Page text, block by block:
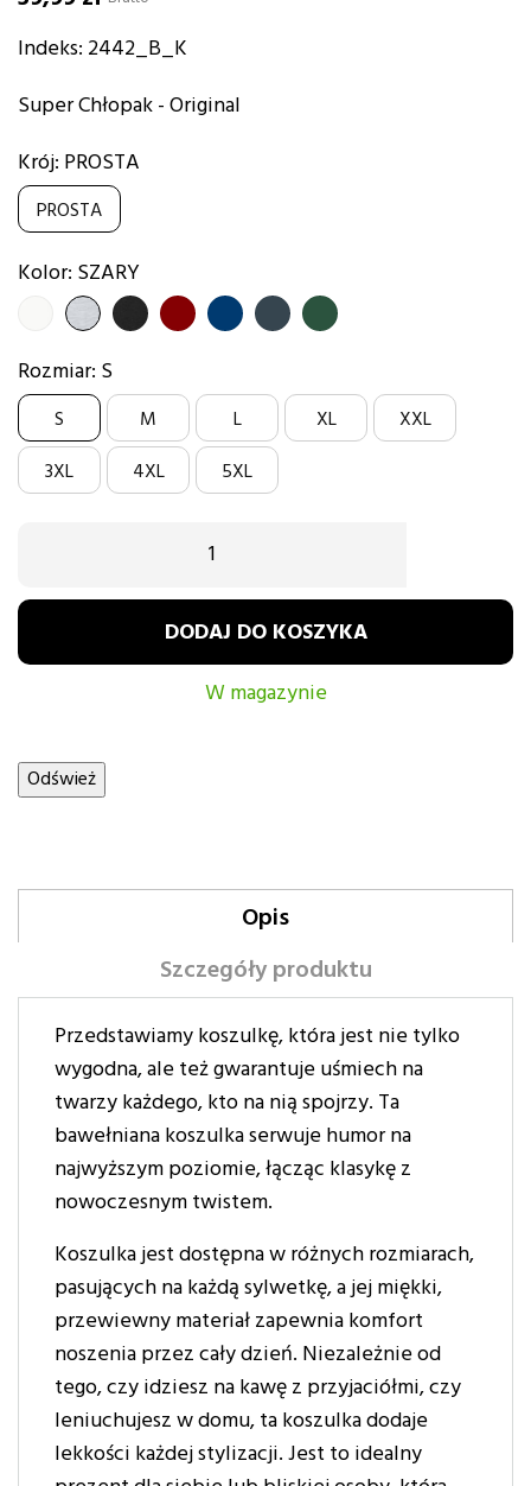
Indeks: 2442_B_K
Super Chłopak - Original
Krój: PROSTA
PROSTA
Kolor: SZARY
SZARYCZARNYBORDOWYGRANATOWY
GRAFITOWYBUTELKOWA
Rozmiar: S
S M L XL
XXL
3XL
4XL 5XL
DODAJ DO KOSZYKA
W magazynie
Opis
Szczegóły produktu
Przedstawiamy koszulkę, która jest nie tylko
wygodna, ale też gwarantuje uśmiech na
twarzy każdego, kto na nią spojrzy. Ta
bawełniana koszulka serwuje humor na
najwyższym poziomie, łącząc klasykę z
nowoczesnym twistem.
Koszulka jest dostępna w różnych rozmiarach,
pasujących na każdą sylwetkę, a jej miękki,
przewiewny materiał zapewnia komfort
noszenia przez cały dzień. Niezależnie od
tego, czy idziesz na kawę z przyjaciółmi, czy
leniuchujesz w domu, ta koszulka dodaje
lekkości każdej stylizacji. Jest to idealny